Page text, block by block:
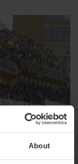
About